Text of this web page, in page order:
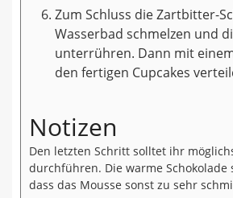
Zum Schluss die Zartbitter-
Wasserbad schmelzen und
unterrühren. Dann mit
den fertigen Cupcakes
Notizen
Den letzten Schritt solltet ihr
durchführen. Die warme Schokolade
dass das Mousse sonst zu sehr